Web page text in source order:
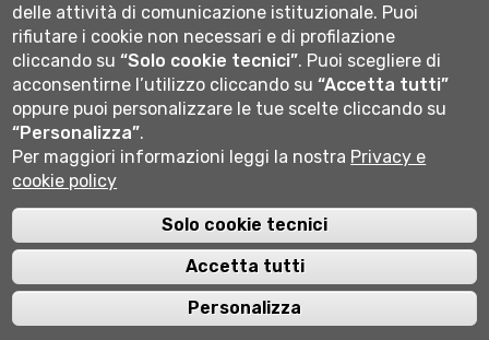
Università degli studi di Bergamo
24129 Bergamo
Cod. Fiscale 80004350163
Centralino 035 2052111
delle attività di comunicazione istituzionale. Puoi
rifiutare i cookie non necessari e di profilazione
cliccando su“Solo cookie tecnici”. Puoi scegliere di
acconsentirne l’utilizzo cliccando su“Accetta tutti”
oppure puoi personalizzare le tue scelte cliccando su
“Personalizza”.
Per maggiori informazioni leggi la nostra Privacy e
cookie policy
Solo cookie tecnici
Accetta tutti
Personalizza